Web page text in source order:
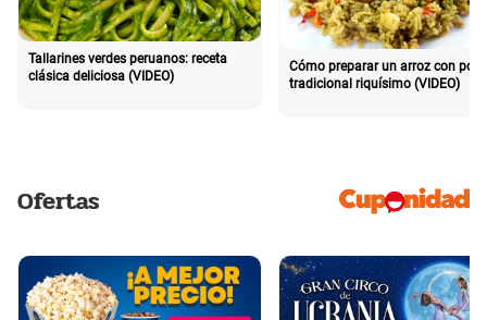
Tallarines verdes peruanos: receta
clásica deliciosa (VIDEO)
Cómo preparar un arroz con pollo
tradicional riquísimo (VIDEO)
Ofertas